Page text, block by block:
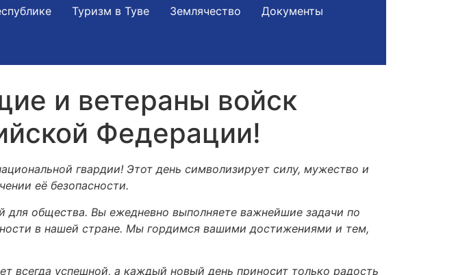
Туризм в Туве Землячество Документы
и ветераны войск
Федерации!
гвардии! Этот день символизирует силу, мужество и
её безопасности.
общества. Вы ежедневно выполняете важнейшие задачи по
в нашей стране. Мы гордимся вашими достижениями и тем,
всегда успешной, а каждый новый день приносит только радость